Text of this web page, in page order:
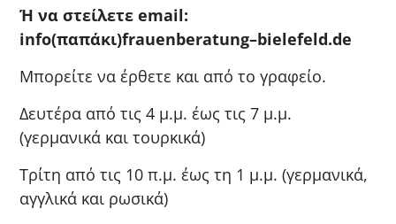
Ή να στείλετεemail:
info(παπάκι)frauenberatung–bielefeld.de
Μπορείτε να έρθετε και από το γραφείο.
Δευτέρα από τις 4 μ.μ. έως τις 7 μ.μ.
(γερμανικά και τουρκικά)
Τρίτη από τις 10 π.μ. έως τη 1 μ.μ. (γερμανικά,
αγγλικά και ρωσικά)